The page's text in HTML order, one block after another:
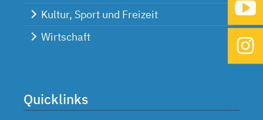
Kultur, Sport und Freizeit
Wirtschaft
Quicklinks